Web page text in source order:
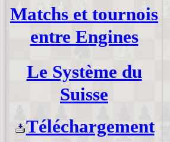
Matchs et tournois
entre Engines
Le Système du
Suisse
Téléchargement